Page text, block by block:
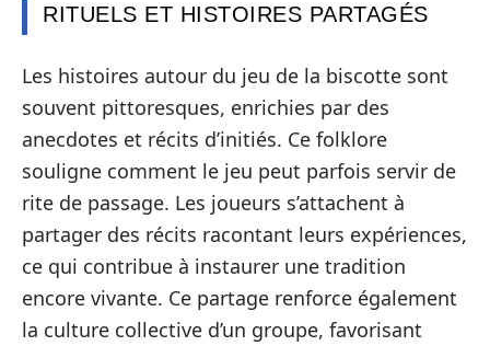
RITUELS ET HISTOIRES PARTAGÉS
Les histoires autour du jeu de la biscotte sont
souvent pittoresques, enrichies par des
anecdotes et récits d’initiés. Ce folklore
souligne comment le jeu peut parfois servir de
rite de passage. Les joueurs s’attachent à
partager des récits racontant leurs expériences,
ce qui contribue à instaurer une tradition
encore vivante. Ce partage renforce également
la culture collective d’un groupe, favorisant